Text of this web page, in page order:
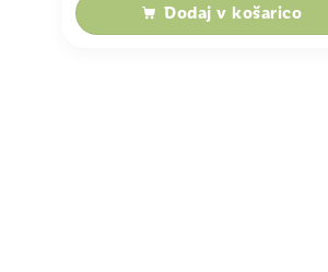
Dodaj v košarico